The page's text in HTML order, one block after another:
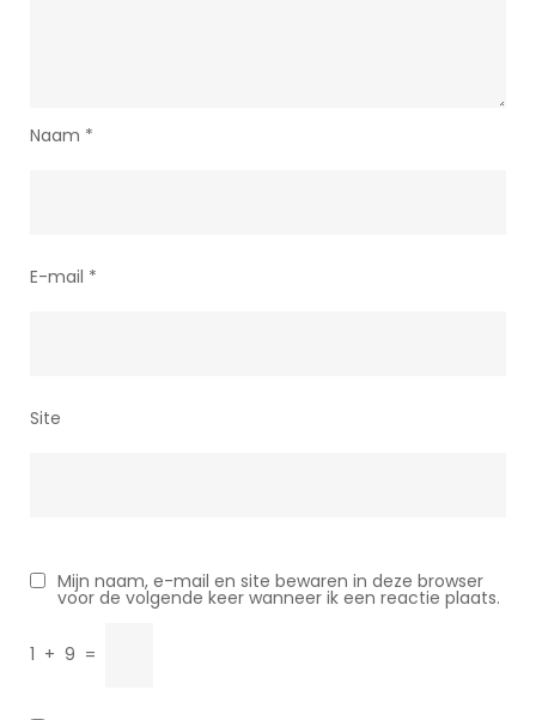
Naam *
E-mail *
Site
Mijn naam, e-mail en site bewaren in deze browser
voor de volgende keer wanneer ik een reactie plaats.
1 + 9 =